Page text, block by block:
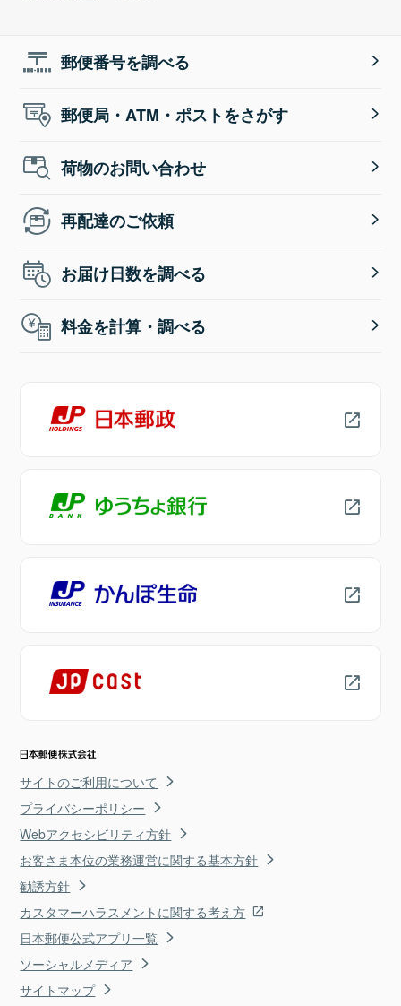
郵便番号を調べる
郵便局・ATM・ポストをさがす
荷物のお問い合わせ
再配達のご依頼
お届け日数を調べる
料金を計算・調べる
サイトのご利用について
プライバシーポリシー
Webアクセシビリティ方針
お客さま本位の業務運営に関する基本方針
勧誘方針
カスタマーハラスメントに関する考え方
日本郵便公式アプリ一覧
ソーシャルメディア
サイトマップ